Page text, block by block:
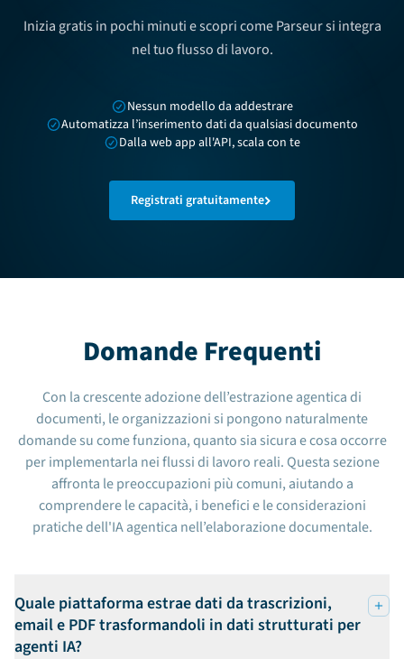
Inizia gratis in pochi minuti e scopri come Parseur si integra
nel tuo flusso di lavoro.
Nessun modello da addestrare
Automatizza l’inserimento dati da qualsiasi documento
Dalla web app all'API, scala con te
Registrati gratuitamente
Domande Frequenti
Con la crescente adozione dell’estrazione agentica di
documenti, le organizzazioni si pongono naturalmente
domande su come funziona, quanto sia sicura e cosa occorre
per implementarla nei flussi di lavoro reali. Questa sezione
affronta le preoccupazioni più comuni, aiutando a
comprendere le capacità, i benefici e le considerazioni
pratiche dell'IA agentica nell’elaborazione documentale.
Quale piattaforma estrae dati da trascrizioni,
email e PDF trasformandoli in dati strutturati per
agenti IA?